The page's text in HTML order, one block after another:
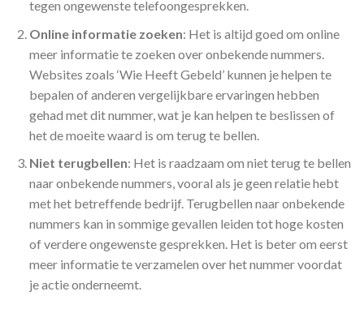
tegen ongewenste telefoongesprekken.
Online informatie zoeken: Het is altijd goed om online
meer informatie te zoeken over onbekende nummers.
Websites zoals ‘Wie Heeft Gebeld’ kunnen je helpen te
bepalen of anderen vergelijkbare ervaringen hebben
gehad met dit nummer, wat je kan helpen te beslissen of
het de moeite waard is om terug te bellen.
Niet terugbellen: Het is raadzaam om niet terug te bellen
naar onbekende nummers, vooral als je geen relatie hebt
met het betreffende bedrijf. Terugbellen naar onbekende
nummers kan in sommige gevallen leiden tot hoge kosten
of verdere ongewenste gesprekken. Het is beter om eerst
meer informatie te verzamelen over het nummer voordat
je actie onderneemt.